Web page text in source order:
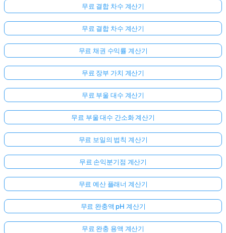
무료 결합 차수 계산기
무료 결합 차수 계산기
무료 채권 수익률 계산기
무료 장부 가치 계산기
무료 부울 대수 계산기
무료 부울 대수 간소화 계산기
무료 보일의 법칙 계산기
무료 손익분기점 계산기
무료 예산 플래너 계산기
무료 완충액 pH 계산기
무료 완충 용액 계산기